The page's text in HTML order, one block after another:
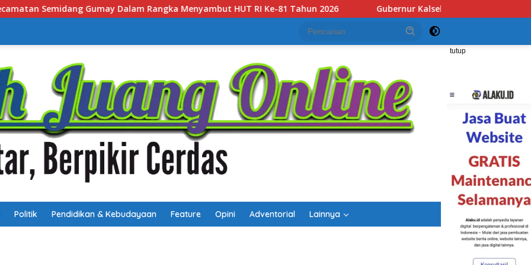
Menyambut HUT RI Ke-81 Tahun 2026 Gubernur Kalsel H. Muhidin Apresiasi Polda Kalsel Ungkap 172,4 Kg Sabu,
tutup
Politik Pendidikan & Kebudayaan Feature Opini Adventorial Lainnya